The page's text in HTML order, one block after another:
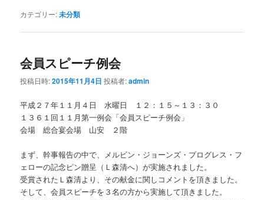
カテゴリー:未分類
会員スピーチ例会
投稿日時:2015年11月4日 投稿者:admin
平成２７年１１月４日 水曜日 １２：１５～１３：３０
１３６１回１１月第一例会「会員スピーチ例会」
会場 総合宴会場 山安 ２階
まず、幹事報告の中で、メルビン・ジョーンズ・プログレス・フ
ェローの記念ピン贈呈（Ｌ森清へ）が実施されました。
受賞されたＬ森清より、その献金に関しコメントを頂きました。
そして、会員スピーチを３名の方から実施して頂きました。